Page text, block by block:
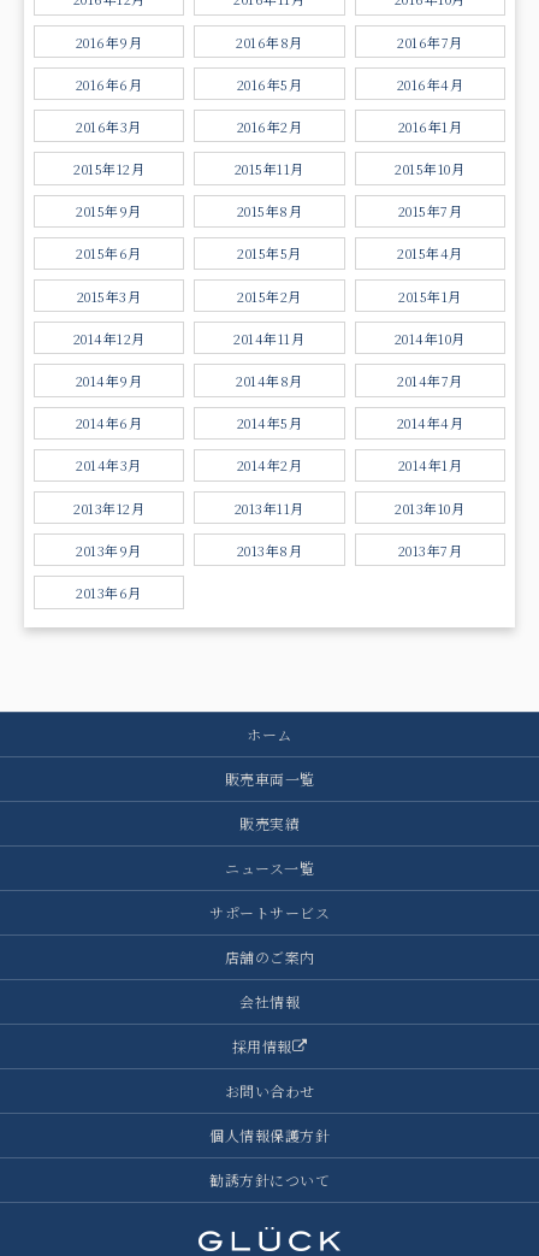
2016年9月 2016年8月 2016年7月
2016年6月 2016年5月 2016年4月
2016年3月 2016年2月 2016年1月
2015年12月 2015年11月 2015年10月
2015年9月 2015年8月 2015年7月
2015年6月 2015年5月 2015年4月
2015年3月 2015年2月 2015年1月
2014年12月 2014年11月 2014年10月
2014年9月 2014年8月 2014年7月
2014年6月 2014年5月 2014年4月
2014年3月 2014年2月 2014年1月
2013年12月 2013年11月 2013年10月
2013年9月 2013年8月 2013年7月
2013年6月
ホーム
販売車両一覧
販売実績
ニュース一覧
サポートサービス
店舗のご案内
会社情報
採用情報
お問い合わせ
個人情報保護方針
勧誘方針について